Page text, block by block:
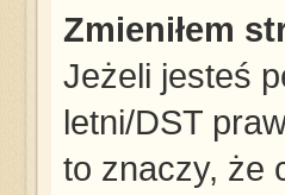
Zmieniłem
Jeżeli jesteś
letni/DST
to znaczy, że